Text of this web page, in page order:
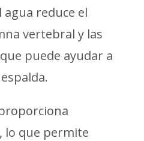
reduce el
vertebral y las
puede ayudar a
lo que permite